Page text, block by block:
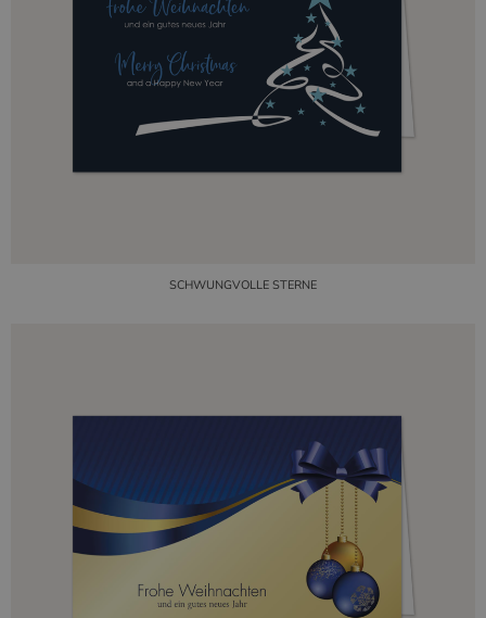
SCHWUNGVOLLE STERNE